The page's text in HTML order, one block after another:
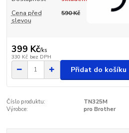
Cena před
slevou
590 Kč
399 Kč/ks
330 Kč bez DPH
Přidat do košíku
Číslo produktu:
TN325M
Výrobce:
pro Brother